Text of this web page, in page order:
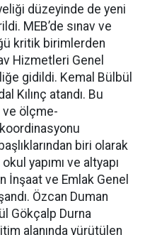
düzeyinde de yeni
MEB’de sınav ve
kritik birimlerden
Hizmetleri Genel
gidildi. Kemal Bülbül
Kılınç atandı. Bu
ve ölçme-
biri olarak
okul yapımı ve altyapı
ve Emlak Genel
Özcan Duman
Gökçalp Durna
alanında yürütülen